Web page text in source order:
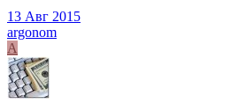
13 Авг 2015
argonom
A